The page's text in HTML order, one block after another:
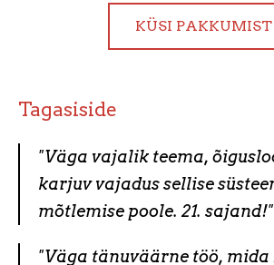
KÜSI PAKKUMIST
Tagasiside
"Väga vajalik teema,
karjuv vajadus sellise
mõtlemise poole. 21. sajand!"
"Väga tänuväärne töö, mida